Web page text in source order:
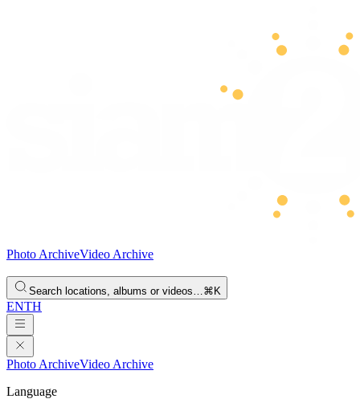
Photo ArchiveVideo Archive
Search locations, albums or videos…⌘K
ENTH
Photo ArchiveVideo Archive
Language